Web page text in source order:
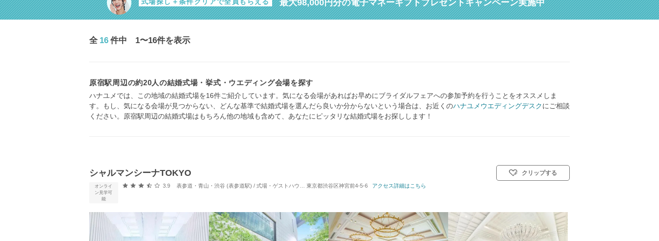
式場探し＋条件クリアで全員もらえる 最大98,000円分の電子マネーギフトプレゼントキャンペーン実施中
全 16 件中 1〜16件を表示
原宿駅周辺の約20人の結婚式場・挙式・ウエディング会場を探す
ハナユメでは、この地域の結婚式場を16件ご紹介しています。気になる会場があればお早めにブライダルフェアへの参加予約を行うことをオススメしま
す。もし、気になる会場が見つからない、どんな基準で結婚式場を選んだら良いか分からないという場合は、お近くのハナユメウエディングデスクにご相談
ください。原宿駅周辺の結婚式場はもちろん他の地域も含めて、あなたにピッタリな結婚式場をお探しします！
シャルマンシーナTOKYO
オンライ
ン見学可
能
口コミ評価
3.9 表参道・青山・渋谷 (表参道駅) / 式場・ゲストハウス 対応人数: 着席：2名 ～ 140名 挙式スタイル: 教会式(キリスト教式)／人前式／仏前式
東京都渋谷区神宮前4-5-6 アクセス詳細はこちら
クリップする